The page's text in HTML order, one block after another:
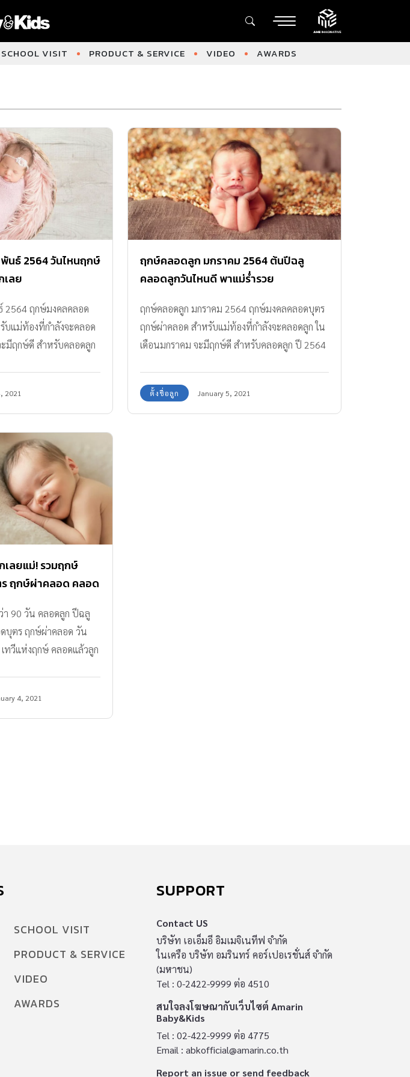
SCHOOL VISIT PRODUCT & SERVICE VIDEO AWARDS
ธ์ 2564 วันไหนฤกษ์
เลย
2564 ฤกษ์มงคลคลอด
แม่ท้องที่กำลังจะคลอด
มีฤกษ์ดี สำหรับคลอดลูก
2021
ฤกษ์คลอดลูก มกราคม 2564 ต้นปีฉลู
คลอดลูกวันไหนดี พาแม่ร่ำรวย
ฤกษ์คลอดลูก มกราคม 2564 ฤกษ์มงคลคลอดบุตร
ฤกษ์ผ่าคลอด สำหรับแม่ท้องที่กำลังจะคลอดลูก ใน
เดือนมกราคม จะมีฤกษ์ดี สำหรับคลอดลูก ปี 2564
ตั้งชื่อลูก January 5, 2021
ลยแม่! รวมฤกษ์
ฤกษ์ผ่าคลอด คลอด
า 90 วัน คลอดลูก ปีฉลู
บุตร ฤกษ์ผ่าคลอด วัน
ทวีแห่งฤกษ์ คลอดแล้วลูก
4, 2021
SCHOOL VISIT
PRODUCT & SERVICE
VIDEO
AWARDS
SUPPORT
Contact US
บริษัท เอเอ็มอี อิมเมจิเนทีฟ จำกัด
ในเครือ บริษัท อมรินทร์ คอร์เปอเรชั่นส์ จำกัด
(มหาชน)
Tel : 0-2422-9999 ต่อ 4510
สนใจลงโฆษณากับเว็บไซต์ Amarin
Baby&Kids
Tel : 02-422-9999 ต่อ 4775
Email : abkofficial@amarin.co.th
Report an issue or send feedback